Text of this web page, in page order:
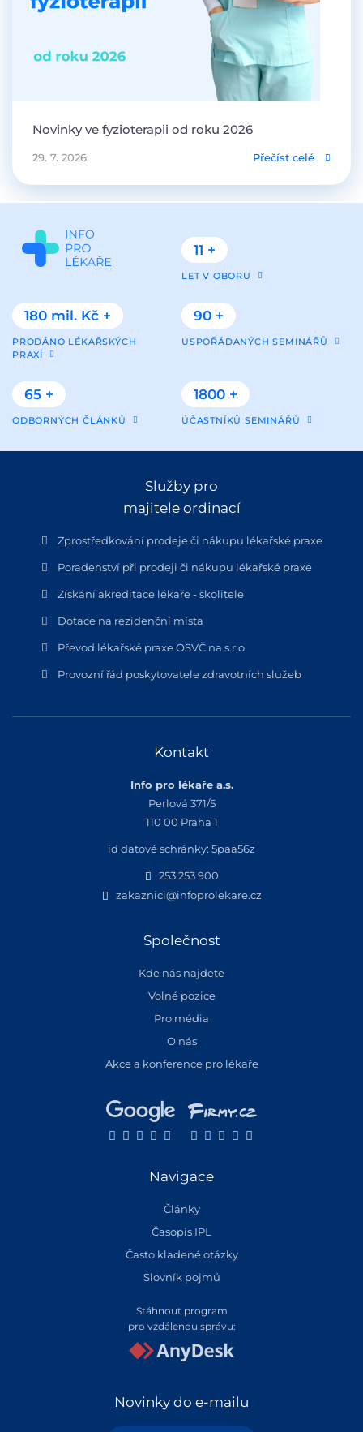
Novinky ve fyzioterapii od roku 2026
29. 7. 2026 Přečíst celé
11 +
LET V OBORU
180 mil. Kč +
PRODÁNO LÉKAŘSKÝCH
PRAXÍ
90 +
USPOŘÁDANÝCH SEMINÁŘŮ
65 +
ODBORNÝCH ČLÁNKŮ
1800 +
ÚČASTNÍKŮ SEMINÁŘŮ
Služby pro
majitele ordinací
Zprostředkování prodeje či nákupu lékařské praxe
Poradenství při prodeji či nákupu lékařské praxe
Získání akreditace lékaře - školitele
Dotace na rezidenční místa
Převod lékařské praxe OSVČ na s.r.o.
Provozní řád poskytovatele zdravotních služeb
Kontakt
Info pro lékaře a.s.
Perlová 371/5
110 00 Praha 1
id datové schránky: 5paa56z
253 253 900
zakaznici@infoprolekare.cz
Společnost
Kde nás najdete
Volné pozice
Pro média
O nás
Akce a konference pro lékaře
Navigace
Články
Časopis IPL
Často kladené otázky
Slovník pojmů
Stáhnout program
pro vzdálenou správu:
Novinky do e-mailu